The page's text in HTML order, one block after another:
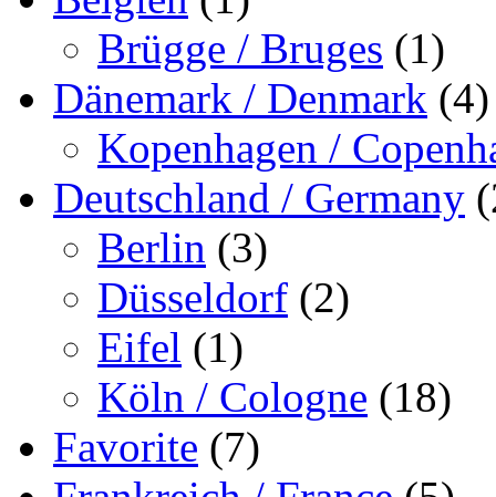
Brügge / Bruges (1)
Dänemark / Denmark (4)
Kopenhagen /
Deutschland / Germany
Berlin (3)
Düsseldorf (2)
Eifel (1)
Köln / Cologne (18)
Favorite (7)